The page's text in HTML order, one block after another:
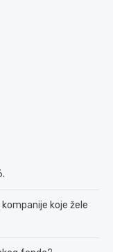
koje žele